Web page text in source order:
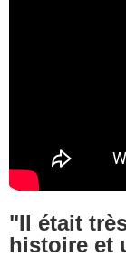
"Il était
histoire et